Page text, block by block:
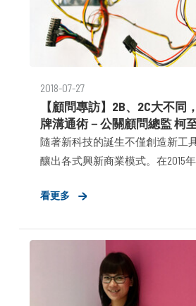
2018-07-27
【顧問專訪】2B、2C大不同
牌溝通術－公關顧問總監 柯
隨著新科技的誕生不僅創造新工
釀出各式興新商業模式。在2015年
數位工具帶來的資訊，以突破
看更多